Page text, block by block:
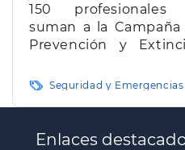
150 profesionales
suman a la Campaña
Prevención y
Seguridad y Emergencias
Enlaces